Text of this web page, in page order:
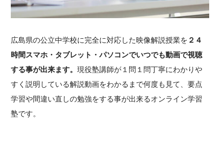
広島県の公立中学校に完全に対応した映像解説授業を ２４
時間スマホ・タブレット・パソコンでいつでも動画で視聴
する事が出来ます。現役塾講師が１問１問丁寧にわかりや
すく説明している解説動画をわかるまで何度も見て、要点
学習や間違い直しの勉強をする事が出来るオンライン学習
塾です。